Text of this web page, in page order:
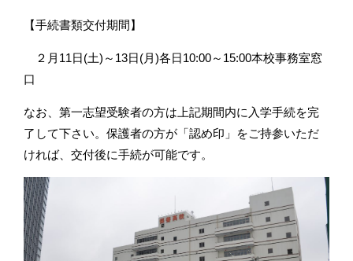
【手続書類交付期間】
２月11日(土)～13日(月)各日10:00～15:00本校事務室窓
口
なお、第一志望受験者の方は上記期間内に入学手続を完
了して下さい。保護者の方が「認め印」をご持参いただ
ければ、交付後に手続が可能です。